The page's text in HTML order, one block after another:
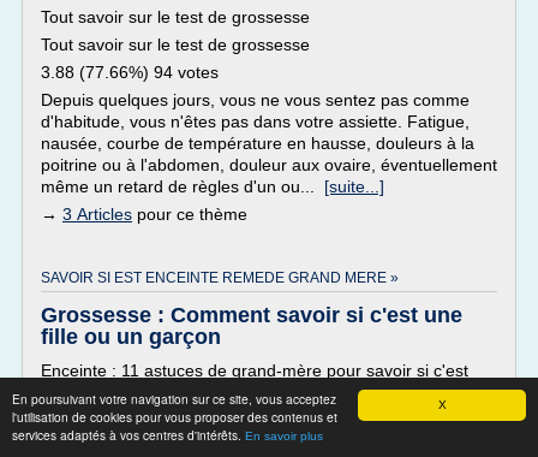
X
En poursuivant votre navigation sur ce site, vous acceptez
l'utilisation de cookies pour vous proposer des contenus et
services adaptés à vos centres d'intérêts. En savoir plus
Tout savoir sur le test de grossesse
Tout savoir sur le test de grossesse
3.88 (77.66%) 94 votes
Depuis quelques jours, vous ne vous sentez pas comme
d'habitude, vous n'êtes pas dans votre assiette. Fatigue,
nausée, courbe de température en hausse, douleurs à la
poitrine ou à l'abdomen, douleur aux ovaire, éventuellement
même un retard de règles d'un ou... [suite...]
→ 3 Articles pour ce thème
SAVOIR SI EST ENCEINTE REMEDE GRAND MERE »
Grossesse : Comment savoir si c'est une
fille ou un garçon
Enceinte : 11 astuces de grand-mère pour savoir si c'est
une fille ou un garçon
Avant l'existence des moyens modernes permettant de
connaître le sexe du bébé, les futurs parents avaient toute